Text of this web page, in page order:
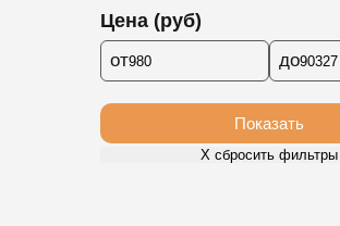
Цена (руб)
от до
Показать
Х сбросить фильтры